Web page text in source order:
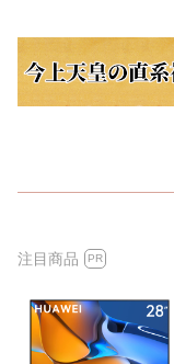
注目商品 PR